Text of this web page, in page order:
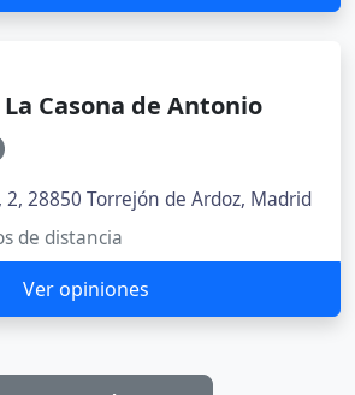
Casona de Antonio
2, 28850 Torrejón de Ardoz, Madrid
de distancia
Ver opiniones